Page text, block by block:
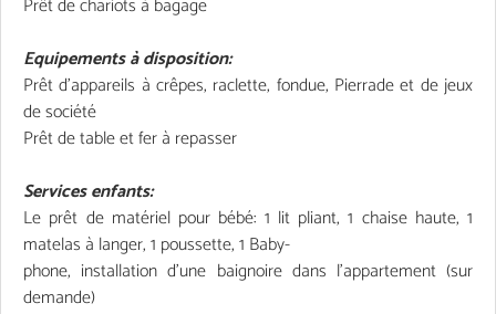
Prêt de chariots à bagage
Equipements à disposition:
Prêt d’appareils à crêpes, raclette, fondue, Pierrade et de jeux
de société
Prêt de table et fer à repasser
Services enfants:
Le prêt de matériel pour bébé: 1 lit pliant, 1 chaise haute, 1
matelas à langer, 1 poussette, 1 Baby-
phone, installation d’une baignoire dans l'appartement (sur
demande)